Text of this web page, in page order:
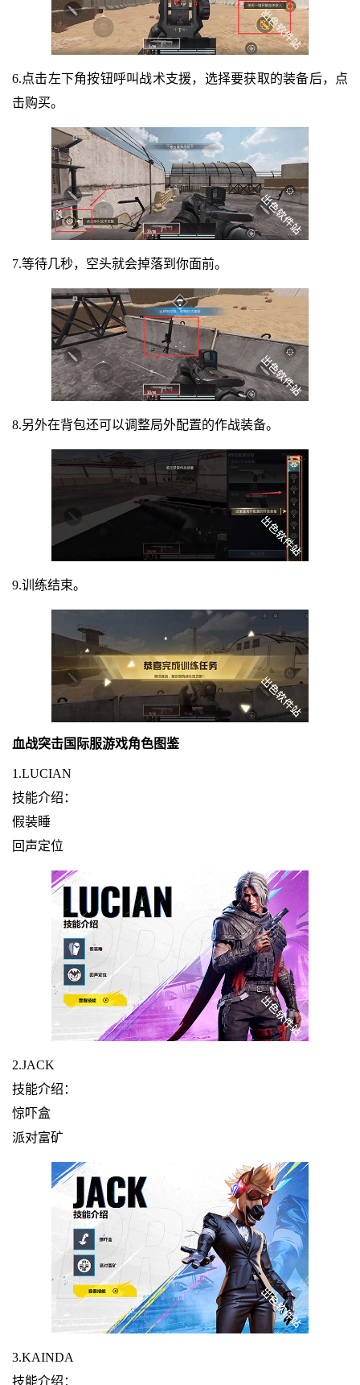
6.点击左下角按钮呼叫战术支援，选择要获取的装备后，点
击购买。
7.等待几秒，空头就会掉落到你面前。
8.另外在背包还可以调整局外配置的作战装备。
9.训练结束。
血战突击国际服游戏角色图鉴
1.LUCIAN
技能介绍：
假装睡
回声定位
2.JACK
技能介绍：
惊吓盒
派对富矿
3.KAINDA
技能介绍：